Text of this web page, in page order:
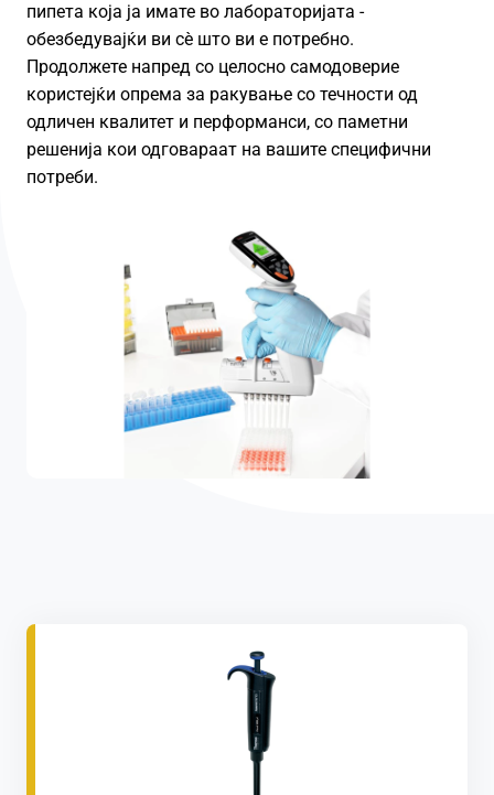
пипета која ја имате во лабораторијата -
обезбедувајќи ви сè што ви е потребно.
Продолжете напред со целосно самодоверие
користејќи опрема за ракување со течности од
одличен квалитет и перформанси, со паметни
решенија кои одговараат на вашите специфични
потреби.